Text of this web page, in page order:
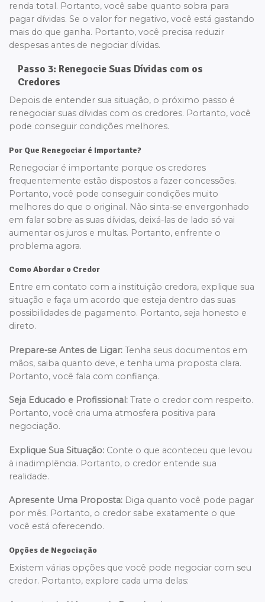
renda total. Portanto, você sabe quanto sobra para
pagar dívidas. Se o valor for negativo, você está gastando
mais do que ganha. Portanto, você precisa reduzir
despesas antes de negociar dívidas.
Passo 3: Renegocie Suas Dívidas com os
Credores
Depois de entender sua situação, o próximo passo é
renegociar suas dívidas com os credores. Portanto, você
pode conseguir condições melhores.
Por Que Renegociar é Importante?
Renegociar é importante porque os credores
frequentemente estão dispostos a fazer concessões.
Portanto, você pode conseguir condições muito
melhores do que o original. Não sinta-se envergonhado
em falar sobre as suas dívidas, deixá-las de lado só vai
aumentar os juros e multas. Portanto, enfrente o
problema agora.
Como Abordar o Credor
Entre em contato com a instituição credora, explique sua
situação e faça um acordo que esteja dentro das suas
possibilidades de pagamento. Portanto, seja honesto e
direto.
Prepare-se Antes de Ligar: Tenha seus documentos em
mãos, saiba quanto deve, e tenha uma proposta clara.
Portanto, você fala com confiança.
Seja Educado e Profissional: Trate o credor com respeito.
Portanto, você cria uma atmosfera positiva para
negociação.
Explique Sua Situação: Conte o que aconteceu que levou
à inadimplência. Portanto, o credor entende sua
realidade.
Apresente Uma Proposta: Diga quanto você pode pagar
por mês. Portanto, o credor sabe exatamente o que
você está oferecendo.
Opções de Negociação
Existem várias opções que você pode negociar com seu
credor. Portanto, explore cada uma delas: